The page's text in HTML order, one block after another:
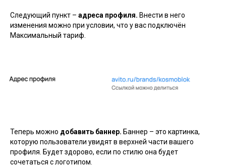
Следующий пункт – адреса профиля. Внести в него
изменения можно при условии, что у вас подключён
Максимальный тариф.
Теперь можно добавить баннер. Баннер – это картинка,
которую пользователи увидят в верхней части вашего
профиля. Будет здорово, если по стилю она будет
сочетаться с логотипом.